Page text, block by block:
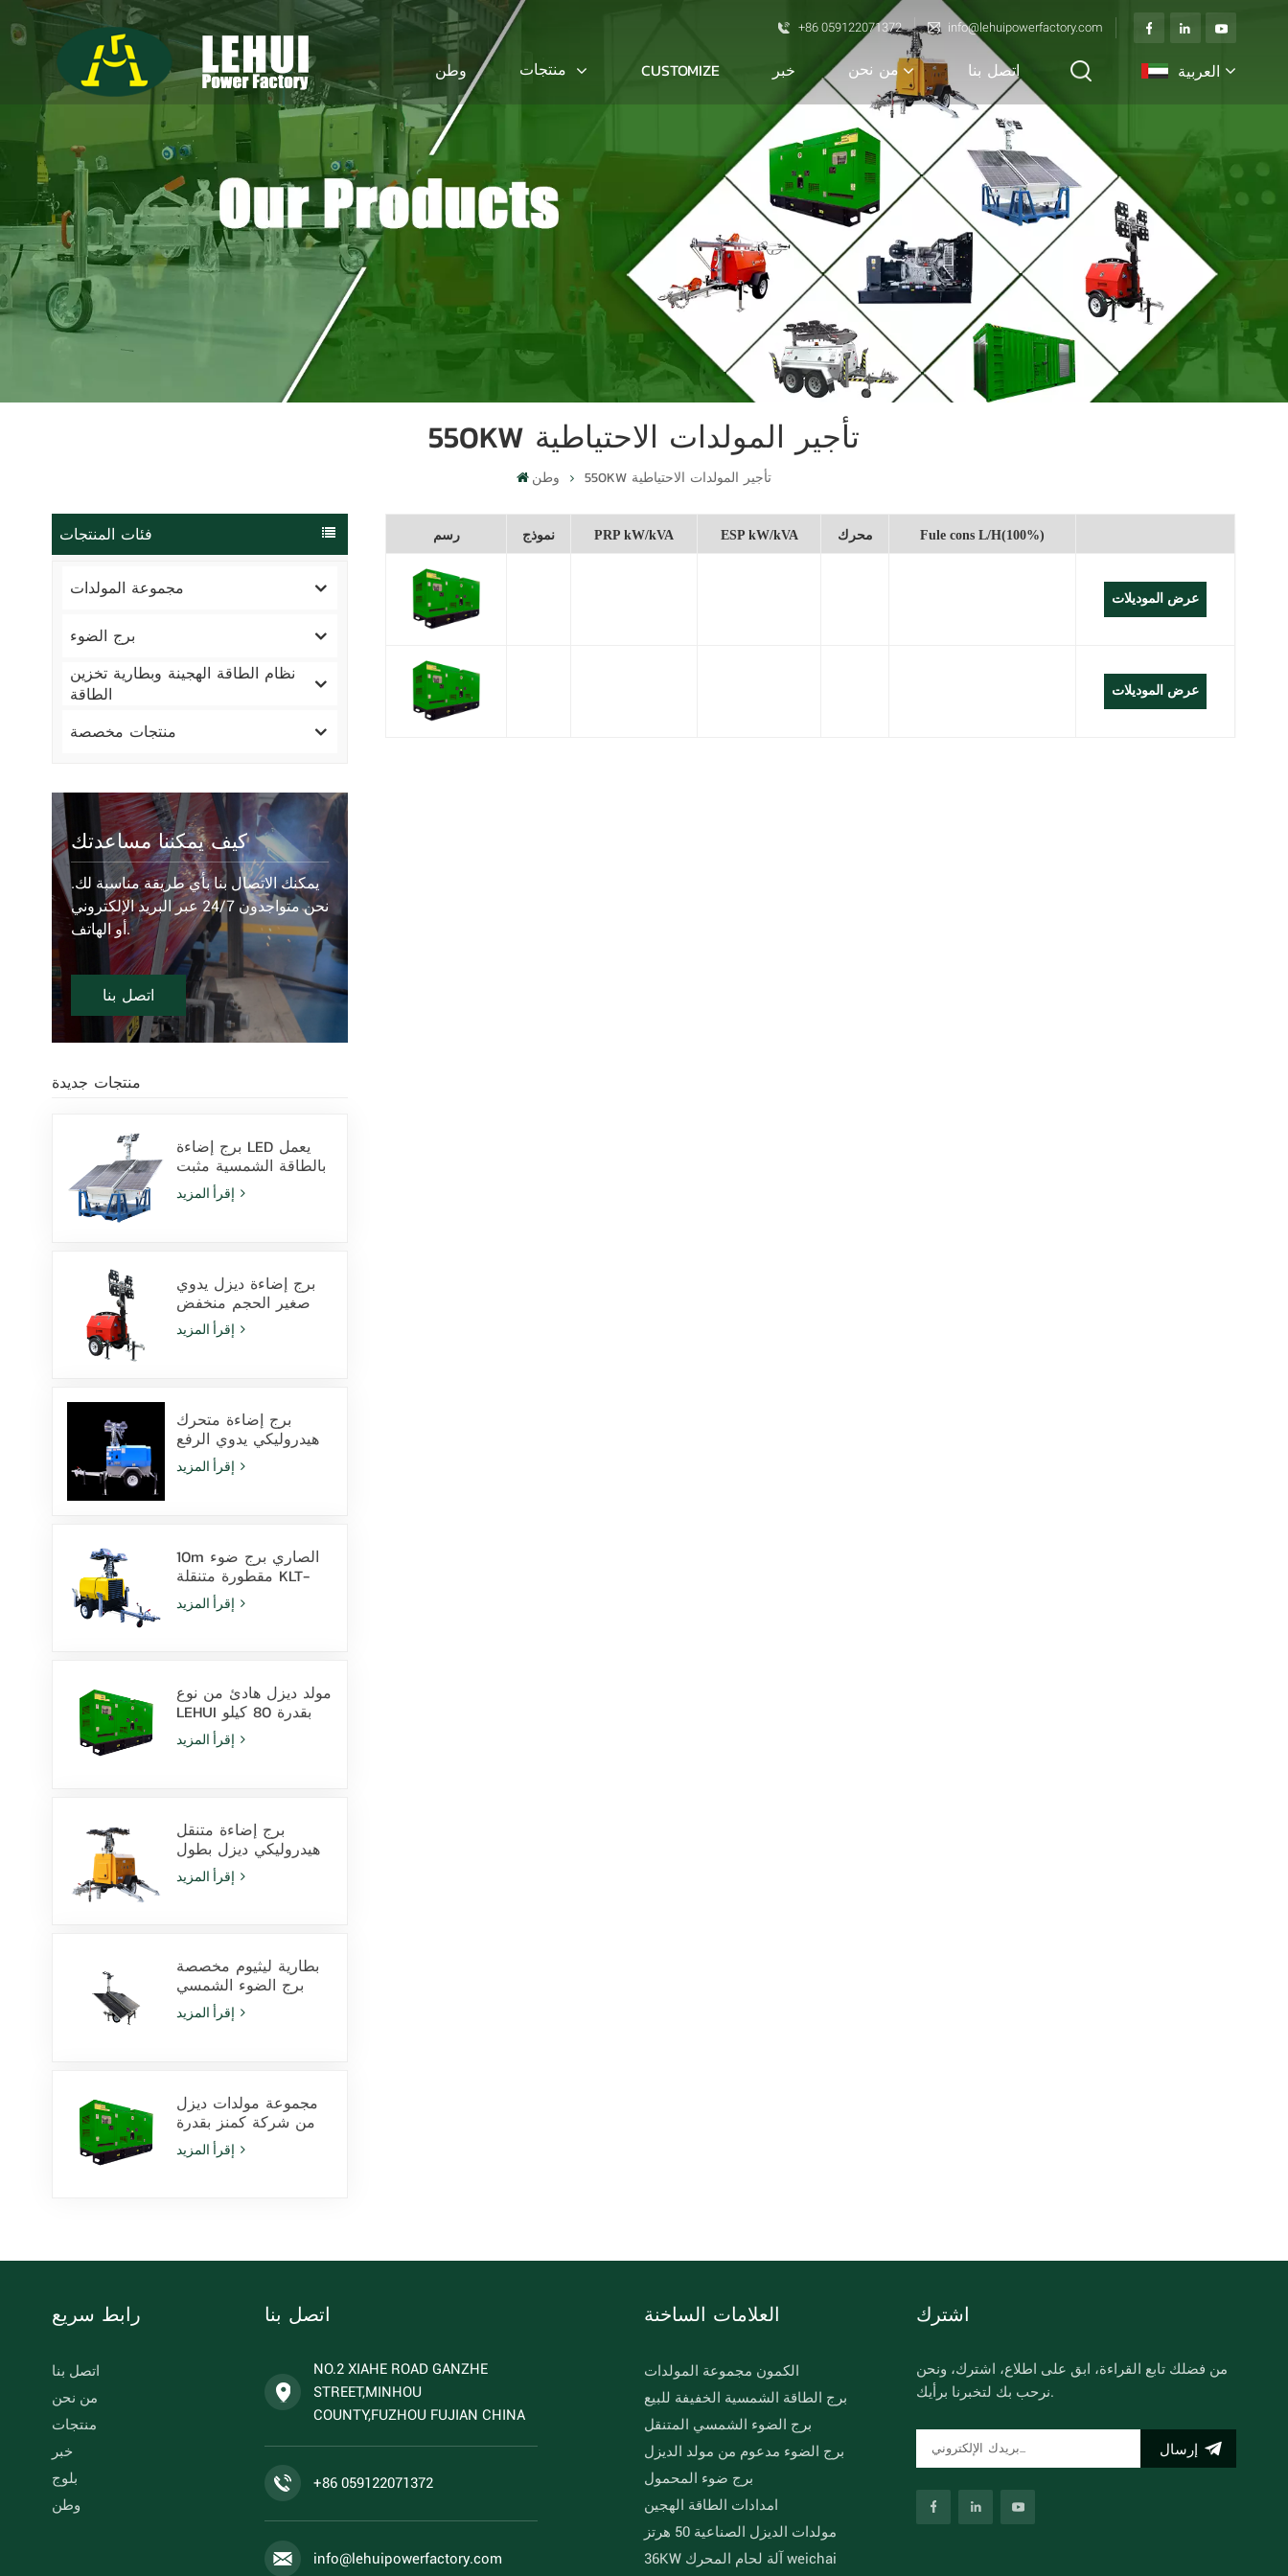
+86 059122071372 info@lehuipowerfactory.com
وطن CUSTOMIZE خبر من نحن اتصل بنا العربية
English
français
Deutsch
italiano
русский
español
550KW تأجير المولدات الاحتياطية
وطن 550KW تأجير المولدات الاحتياطية
فئات المنتجات
مجموعة المولدات
برج الضوء
نظام الطاقة الهجينة وبطارية تخزين
الطاقة
منتجات مخصصة
كيف يمكننا مساعدتك
يمكنك الاتصال بنا بأي طريقة مناسبة لك.
نحن متواجدون 24/7 عبر البريد الإلكتروني
أو الهاتف.
اتصل بنا
منتجات جديدة
برج إضاءة LED يعمل
بالطاقة الشمسية مثبت
على قاعدة انزلاقية،
مزود بمصابيح LED
برج إضاءة ديزل يدوي
صغير الحجم منخفض
مصابيح هاليد معدنية
برج إضاءة متحرك
هيدروليكي يدوي الرفع
بارتفاع 9 أمتار مزود
بمصابيح LED ومصابيح
10m الصاري برج ضوء
مقطورة متنقلة KLT-
10000V المراقبة
مولد ديزل هادئ من نوع
LEHUI بقدرة 80 كيلو
فولت أمبير يعمل
بمحرك Cummins
برج إضاءة متنقل
هيدروليكي ديزل بطول
9 أمتار مزود بمصابيح
LED بقدرة 350 وات
بطارية ليثيوم مخصصة
برج الضوء الشمسي
600W مصابيح LED مع
انزلاق
مجموعة مولدات ديزل
من شركة كمنز بقدرة
425 كيلو فولت أمبير،
طراز 6ZTAA13-G2،
رسم نموذج PRP kW/kVA ESP kW/kVA محرك Fule cons L/H(100%)
عرض الموديلات
عرض الموديلات
رابط سريع
اتصل بنا
من نحن
منتجات
خبر
بلوج
وطن
اتصل بنا
NO.2 XIAHE ROAD GANZHE
STREET,MINHOU
COUNTY,FUZHOU FUJIAN CHINA
+86 059122071372
info@lehuipowerfactory.com
العلامات الساخنة
الكمون مجموعة المولدات
برج الطاقة الشمسية الخفيفة للبيع
برج الضوء الشمسي المتنقل
برج الضوء مدعوم من مولد الديزل
برج ضوء المحمول
امدادات الطاقة الهجين
مولدات الديزل الصناعية 50 هرتز
36KW آلة لحام المحرك weichai
اشترك
من فضلك تابع القراءة، ابق على اطلاع، اشترك، ونحن
نرحب بك لتخبرنا برأيك.
إرسال